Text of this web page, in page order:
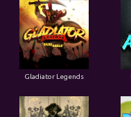
Gladiator Legends